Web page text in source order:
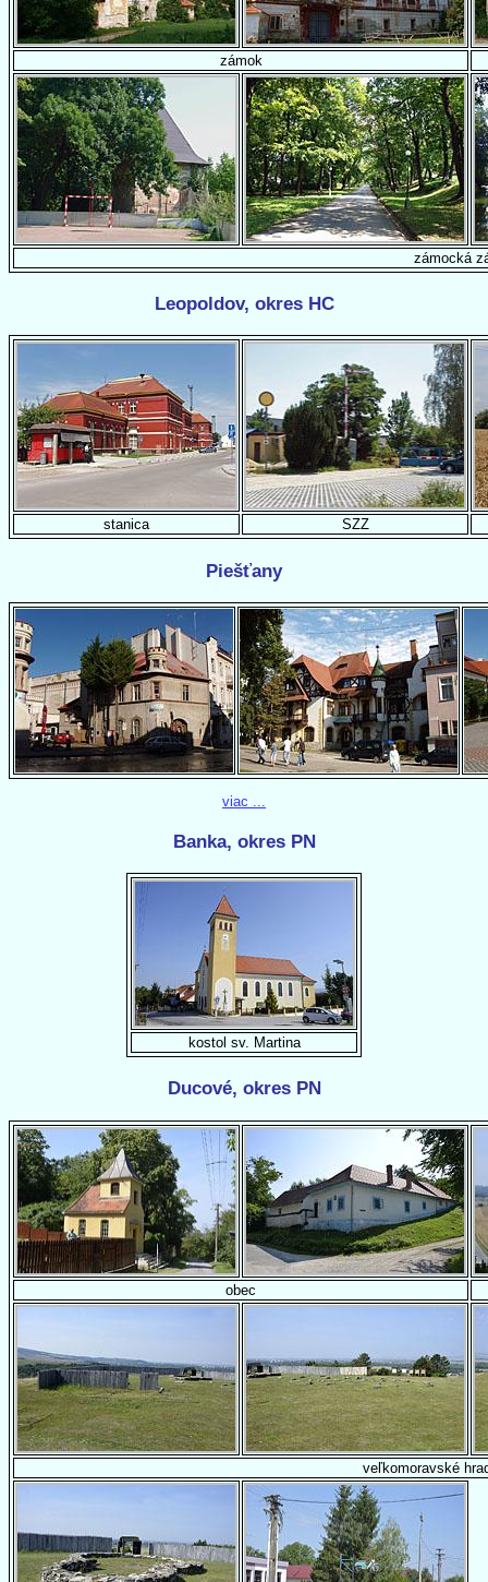
zámok
zámocká
Leopoldov, okres HC
stanica SZZ
Piešťany
viac ...
Banka, okres PN
kostol sv. Martina
Ducové, okres PN
obec
veľkomoravské